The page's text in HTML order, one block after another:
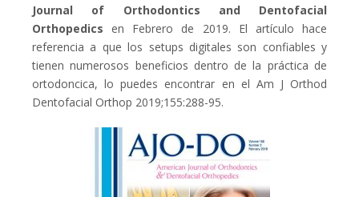
Journal of Orthodontics and Dentofacial
Orthopedics en Febrero de 2019. El artículo hace
referencia a que los setups digitales son confiables y
tienen numerosos beneficios dentro de la práctica de
ortodoncica, lo puedes encontrar en el Am J Orthod
Dentofacial Orthop 2019;155:288-95.